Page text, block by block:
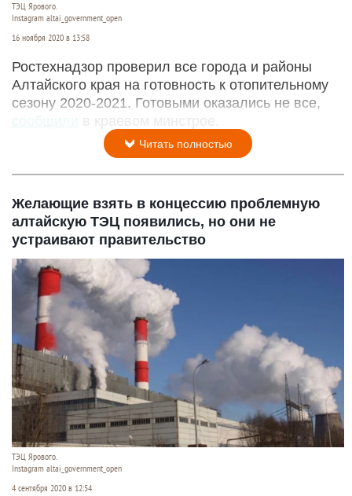
ТЭЦ Ярового.
Instagram altai_government_open
16 ноября 2020 в 13:58
Ростехнадзор проверил все города и районы
Алтайского края на готовность к отопительному
сезону 2020-2021. Готовыми оказались не все,
сообщили
в краевом минстрое.
Читать полностью
Желающие взять в концессию проблемную
алтайскую ТЭЦ появились, но они не
устраивают правительство
ТЭЦ Ярового.
Instagram altai_government_open
4 сентября 2020 в 12:54